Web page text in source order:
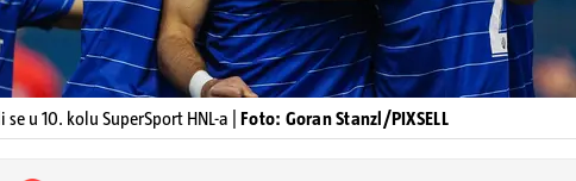
u 10. kolu SuperSport HNL-a | Foto: Goran Stanzl/PIXSELL